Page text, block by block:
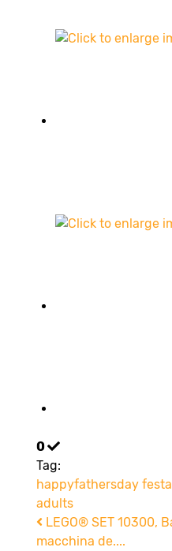
0
Tag:
happyfathersday
adults
LEGO® SET 10300,
macchina de....